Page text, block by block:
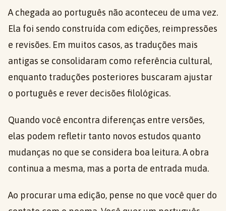
A chegada ao português não aconteceu de uma vez.
Ela foi sendo construída com edições, reimpressões
e revisões. Em muitos casos, as traduções mais
antigas se consolidaram como referência cultural,
enquanto traduções posteriores buscaram ajustar
o português e rever decisões filológicas.
Quando você encontra diferenças entre versões,
elas podem refletir tanto novos estudos quanto
mudanças no que se considera boa leitura. A obra
continua a mesma, mas a porta de entrada muda.
Ao procurar uma edição, pense no que você quer do